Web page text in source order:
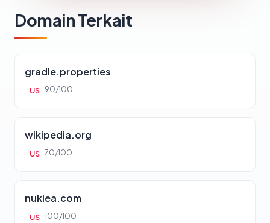
Domain Terkait
gradle.properties
US 90/100
wikipedia.org
US 70/100
nuklea.com
US 100/100